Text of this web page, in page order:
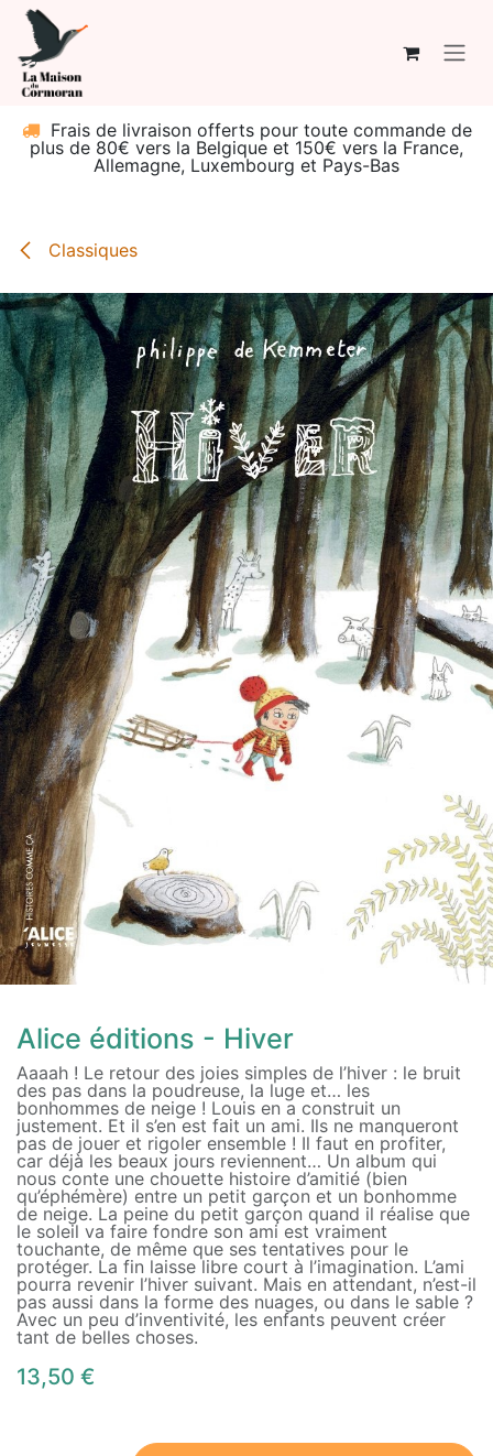
Se rendre au contenu
Frais de livraison offerts pour toute commande de
plus de 80€ vers la Belgique et 150€ vers la France,
Allemagne, Luxembourg et Pays-Bas
Classiques
Alice éditions - Hiver
Aaaah ! Le retour des joies simples de l’hiver : le bruit
des pas dans la poudreuse, la luge et… les
bonhommes de neige ! Louis en a construit un
justement. Et il s’en est fait un ami. Ils ne manqueront
pas de jouer et rigoler ensemble ! Il faut en profiter,
car déjà les beaux jours reviennent… Un album qui
nous conte une chouette histoire d’amitié (bien
qu’éphémère) entre un petit garçon et un bonhomme
de neige. La peine du petit garçon quand il réalise que
le soleil va faire fondre son ami est vraiment
touchante, de même que ses tentatives pour le
protéger. La fin laisse libre court à l’imagination. L’ami
pourra revenir l’hiver suivant. Mais en attendant, n’est-il
pas aussi dans la forme des nuages, ou dans le sable ?
Avec un peu d’inventivité, les enfants peuvent créer
tant de belles choses.
13,50 €